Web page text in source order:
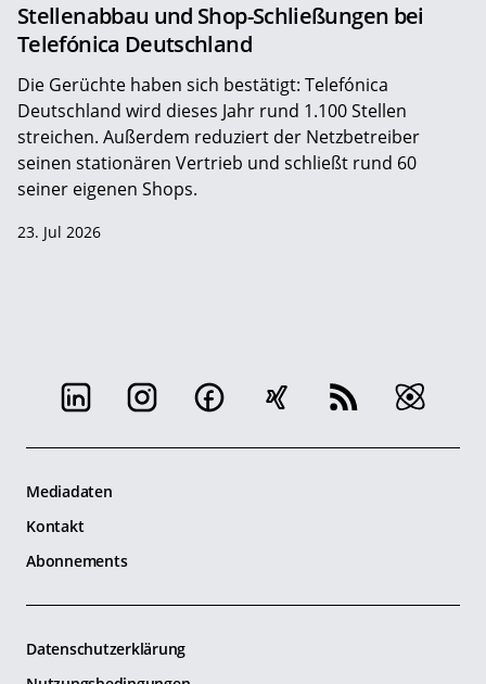
Stellenabbau und Shop-Schließungen bei
Telefónica Deutschland
Die Gerüchte haben sich bestätigt: Telefónica
Deutschland wird dieses Jahr rund 1.100 Stellen
streichen. Außerdem reduziert der Netzbetreiber
seinen stationären Vertrieb und schließt rund 60
seiner eigenen Shops.
23. Jul 2026
Mediadaten
Kontakt
Abonnements
Datenschutzerklärung